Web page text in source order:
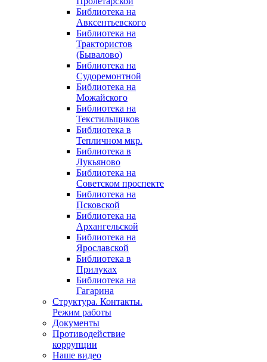
Библиотека на
Авксентьевского
Библиотека на
Трактористов
(Бывалово)
Библиотека на
Судоремонтной
Библиотека на
Можайского
Библиотека на
Текстильщиков
Библиотека в
Тепличном мкр.
Библиотека в
Лукьяново
Библиотека на
Советском проспекте
Библиотека на
Псковской
Библиотека на
Архангельской
Библиотека на
Ярославской
Библиотека в
Прилуках
Библиотека на
Гагарина
Структура. Контакты.
Режим работы
Документы
Противодействие
коррупции
Наше видео